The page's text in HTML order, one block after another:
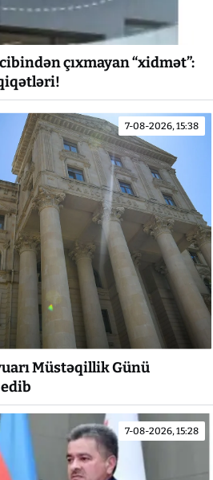
çıxmayan “xidmət”:
7-08-2026, 15:38
Müstəqillik Günü
7-08-2026, 15:28